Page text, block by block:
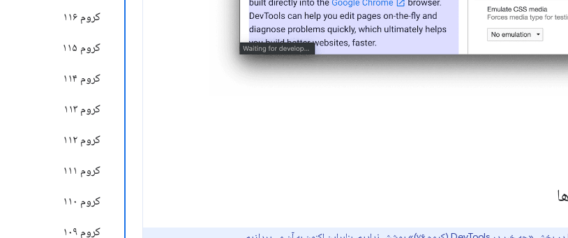
کروم ۱۱۶
کروم ۱۱۵
کروم ۱۱۴
کروم ۱۱۳
کروم ۱۱۲
کروم ۱۱۱
کروم ۱۱۰
کروم ۱۰۹